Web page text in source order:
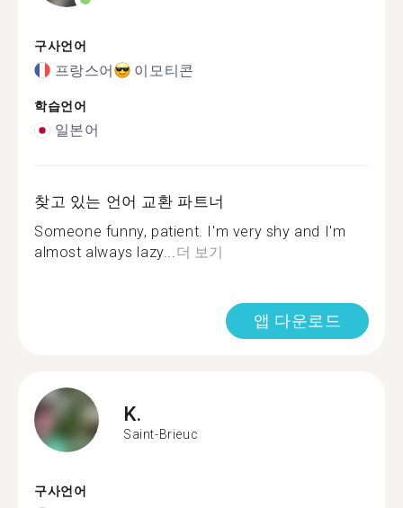
구사언어
프랑스어 이모티콘
학습언어
일본어
찾고 있는 언어 교환 파트너
Someone funny, patient. I'm very shy and I'm
almost always lazy...더 보기
앱 다운로드
K.
Saint-Brieuc
구사언어